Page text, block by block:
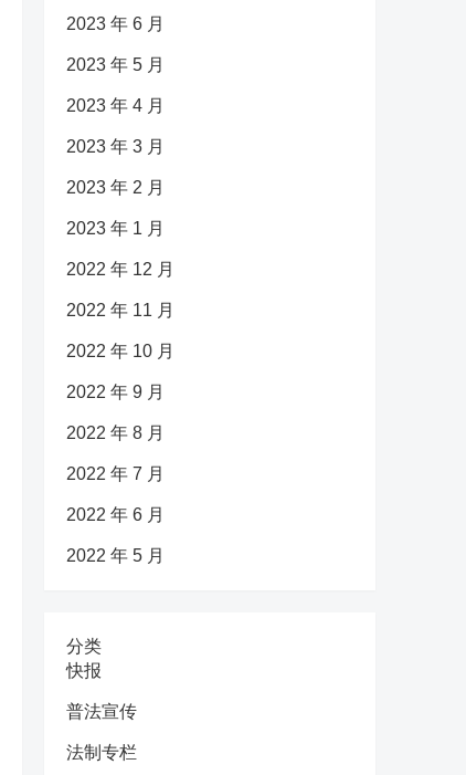
2023 年 6 月
2023 年 5 月
2023 年 4 月
2023 年 3 月
2023 年 2 月
2023 年 1 月
2022 年 12 月
2022 年 11 月
2022 年 10 月
2022 年 9 月
2022 年 8 月
2022 年 7 月
2022 年 6 月
2022 年 5 月
分类
快报
普法宣传
法制专栏